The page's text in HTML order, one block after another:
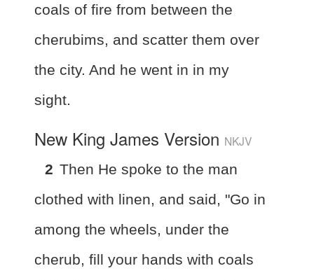
coals of fire from between the
cherubims, and scatter them over
the city. And he went in in my
sight.
New King James Version NKJV
2 Then He spoke to the man
clothed with linen, and said, "Go in
among the wheels, under the
cherub, fill your hands with coals